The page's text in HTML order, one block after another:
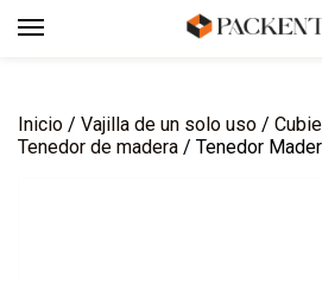
Inicio / Vajilla de un solo uso /
Tenedor de madera / Tenedor